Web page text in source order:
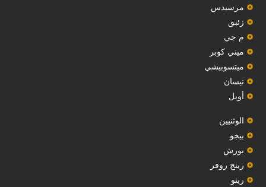
مرسيدس
‏زئبق‏
م جي
ميني كوبر
ميتسوبيشي
نيسان
أوبل
‏الوثنيين‏
بيجو
بورش
رينج روفر
رينو